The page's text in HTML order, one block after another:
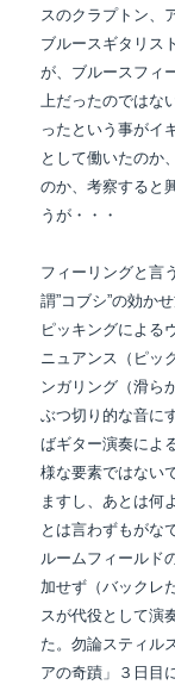
スのクラプトン、
ブルースギタリス
が、ブルースフィ
上だったのではな
ったという事がイ
として働いたのか
のか、考察すると
うが・・・
フィーリングと言
謂”コブシ”の効か
ピッキングによる
ニュアンス（ピッ
ンガリング （滑
ぶつ切り的な音に
ばギター演奏によ
様な要素ではない
ますし、あとは何
とは言わずもがな
ルームフィールド
加せず（バックレ
スが代役として演
た。勿論スティル
アの奇蹟」３日目